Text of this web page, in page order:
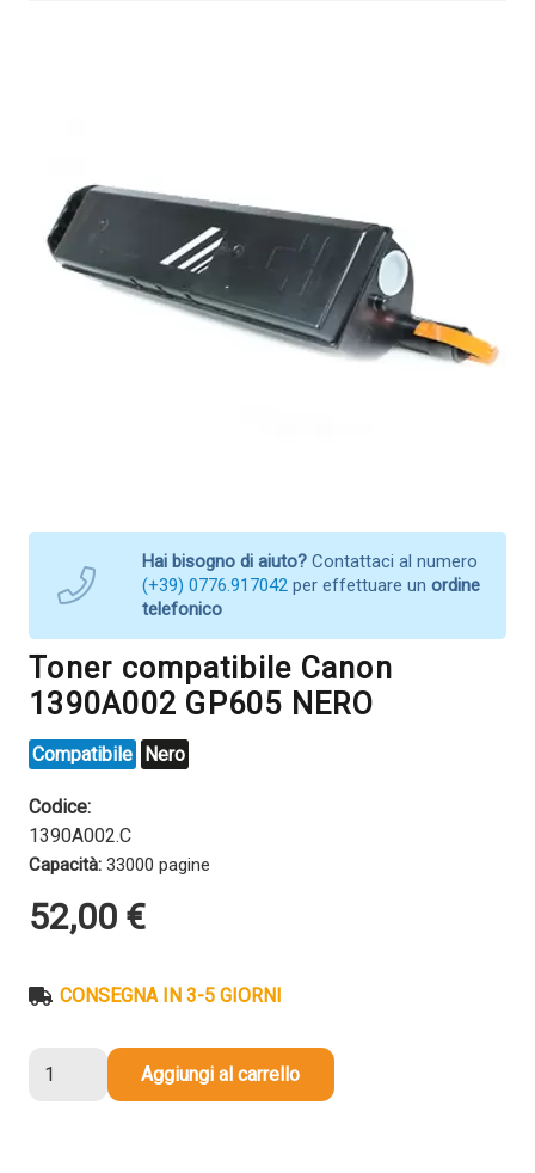
Hai bisogno di aiuto? Contattaci al numero
(+39) 0776.917042 per effettuare un ordine
telefonico
Toner compatibile Canon
1390A002 GP605 NERO
Compatibile Nero
Codice:
1390A002.C
Capacità: 33000 pagine
52,00 €
CONSEGNA IN 3-5 GIORNI
compatibile
Aggiungi al carrello